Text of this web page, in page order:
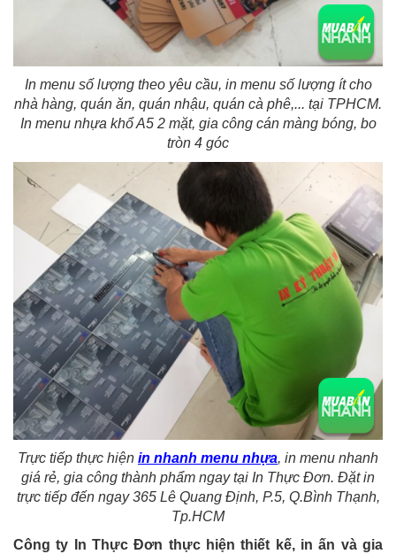
In menu số lượng theo yêu cầu, in menu số lượng ít cho
nhà hàng, quán ăn, quán nhậu, quán cà phê,... tại TPHCM.
In menu nhựa khổ A5 2 mặt, gia công cán màng bóng, bo
tròn 4 góc
Trực tiếp thực hiện in nhanh menu nhựa, in menu nhanh
giá rẻ, gia công thành phẩm ngay tại In Thực Đơn. Đặt in
trực tiếp đến ngay 365 Lê Quang Định, P.5, Q.Bình Thạnh,
Tp.HCM
Công ty In Thực Đơn thực hiện thiết kế, in ấn và gia